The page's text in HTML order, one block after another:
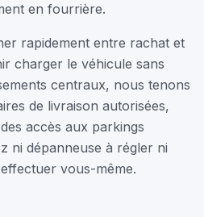
en fourrière.
rapidement entre rachat et
charger le véhicule sans
centraux, nous tenons
de livraison autorisées,
accès aux parkings
ni dépanneuse à régler ni
vous-même.